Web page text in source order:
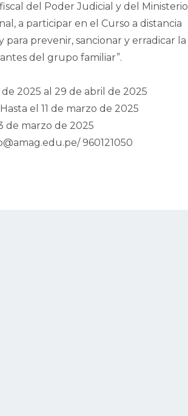
del Poder Judicial y del Ministerio
a participar en el Curso a distancia
para prevenir, sancionar y erradicar la
del grupo familiar”.
2025 al 29 de abril de 2025
Hasta el 11 de marzo de 2025
de marzo de 2025
960121050